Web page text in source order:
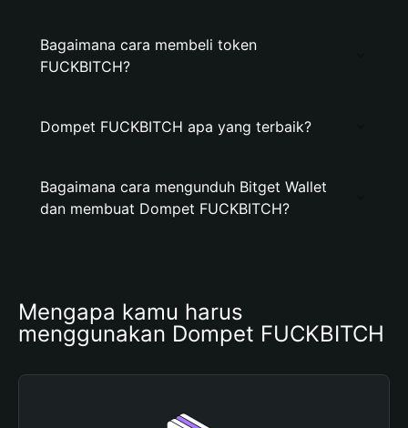
Bagaimana cara membeli token
FUCKBITCH?
Dompet FUCKBITCH apa yang terbaik?
Bagaimana cara mengunduh Bitget Wallet
dan membuat Dompet FUCKBITCH?
Mengapa kamu harus
menggunakan Dompet FUCKBITCH